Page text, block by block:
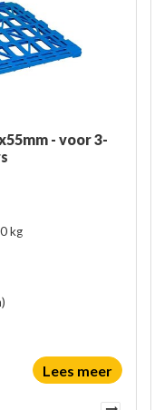
- voor 3-
kg
Lees meer